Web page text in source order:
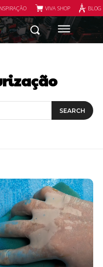
VIVA SHOP
SEARCH